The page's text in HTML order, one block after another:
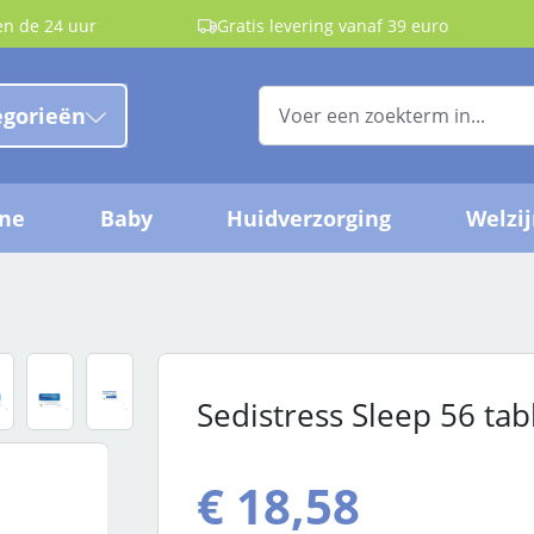
de 24 uur Gratis levering vanaf 39 euro
Baby Huidverzorging
Sedistress Sleep 56
€ 18,58